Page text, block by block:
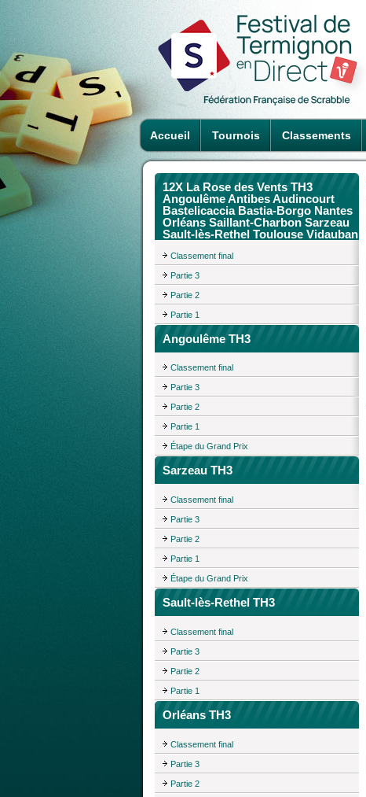
Accueil Tournois Classements
12X La Rose des Vents TH3
Angoulême Antibes Audincourt
Bastelicaccia Bastia-Borgo Nantes
Orléans Saillant-Charbon Sarzeau
Sault-lès-Rethel Toulouse Vidauban
Classement final
Partie 3
Partie 2
Partie 1
Angoulême TH3
Classement final
Partie 3
Partie 2
Partie 1
Étape du Grand Prix
Sarzeau TH3
Classement final
Partie 3
Partie 2
Partie 1
Étape du Grand Prix
Sault-lès-Rethel TH3
Classement final
Partie 3
Partie 2
Partie 1
Orléans TH3
Classement final
Partie 3
Partie 2